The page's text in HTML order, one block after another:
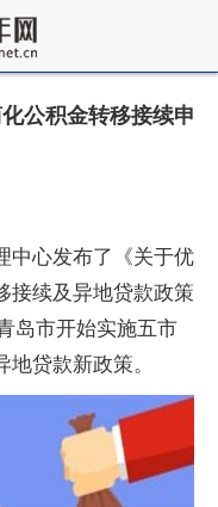
公积金转移接续申
中心发布了《关于优
接续及异地贷款政策
岛市开始实施五市
贷款新政策。